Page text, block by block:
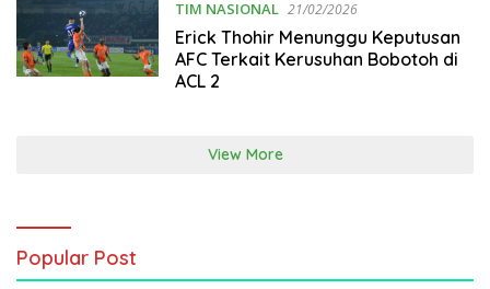
TIM NASIONAL 21/02/2026
Erick Thohir Menunggu Keputusan
AFC Terkait Kerusuhan Bobotoh di
ACL 2
View More
Popular Post